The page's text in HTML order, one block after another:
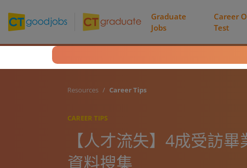
Graduate
Jobs
Career
Test
Resources Career Tips
CAREER TIPS
【人才流失】4成受訪
資料搜集